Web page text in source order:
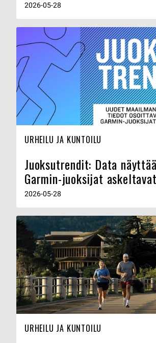
2026-05-28
URHEILU JA KUNTOILU
Juoksutrendit: Data
Garmin-juoksijat askeltavat
2026-05-28
URHEILU JA KUNTOILU